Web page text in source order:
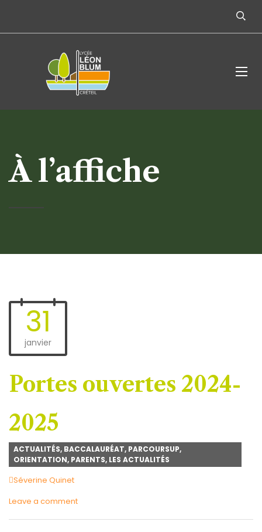
À l’affiche
31
janvier
Portes ouvertes 2024-
2025
ACTUALITÉS, BACCALAURÉAT, PARCOURSUP,
ORIENTATION, PARENTS, LES ACTUALITÉS
Author
Séverine Quinet
Leave a comment